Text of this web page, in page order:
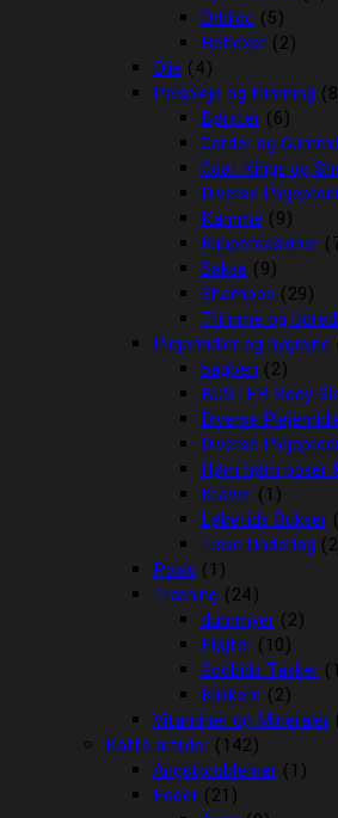
Orbiloc (5)
Reflexer (2)
Olie (4)
Pelspleje og trimning
Børster (6)
Carder og
Coat Kings og
Diverse
Kamme (9)
Klippemaskiner
Sakse (9)
Shampoo (29)
Trimme og
Plejemidler og hygiejne
bagben (2)
BUSTER Body
Diverse
Diverse
Høm høm poser
Kraver (1)
Løbetids Bukser
Tisse Underlag
Pools (1)
Træning (24)
dummyer (2)
Fløjter (10)
Godbids Tasker
Klikkere (2)
Vitaminer og Mineraler
Katte artikler (142)
Angstproblemer (1)
Foder (21)